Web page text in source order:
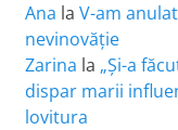
Ana la V-am
nevinovăție
Zarina la „Și-a
dispar marii
lovitura